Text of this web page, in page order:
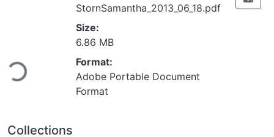
Loading...
StornSamantha_2013_06_18.pdf
Size:
6.86 MB
Format:
Adobe Portable Document
Format
Collections